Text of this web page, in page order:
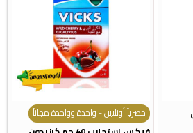
حصرياً أونلاين - واحدة وواحدة مجاناً